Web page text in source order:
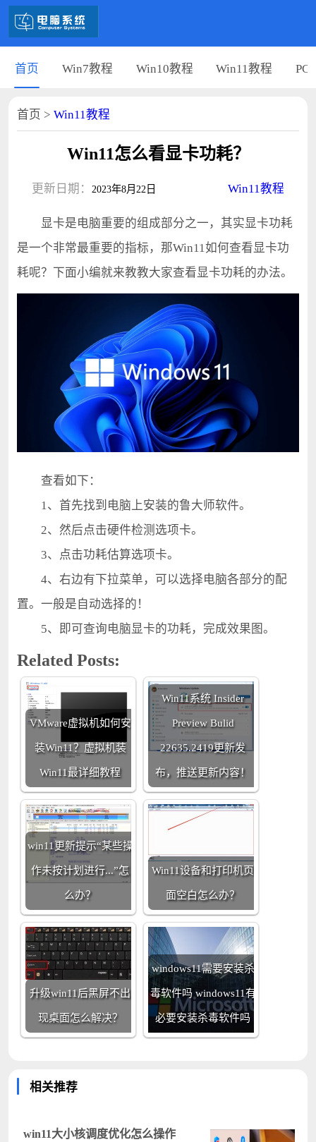
首页 Win7教程 Win10教程 Win11教程 PC
首页 > Win11教程
Win11怎么看显卡功耗？
更新日期： 2023年8月22日 Win11教程
显卡是电脑重要的组成部分之一，其实显卡功耗
是一个非常最重要的指标，那Win11如何查看显卡功
耗呢？下面小编就来教教大家查看显卡功耗的办法。
查看如下：
1、首先找到电脑上安装的鲁大师软件。
2、然后点击硬件检测选项卡。
3、点击功耗估算选项卡。
4、右边有下拉菜单，可以选择电脑各部分的配
置。一般是自动选择的！
5、即可查询电脑显卡的功耗，完成效果图。
Related Posts:
VMware虚拟机如何安
装Win11？虚拟机装
Win11最详细教程
Win11系统 Insider
Preview Bulid
22635.2419更新发
布，推送更新内容！
win11更新提示“某些操
作未按计划进行...”怎
么办？
Win11设备和打印机页
面空白怎么办？
升级win11后黑屏不出
现桌面怎么解决？
windows11需要安装杀
毒软件吗 windows11有
必要安装杀毒软件吗
相关推荐
win11大小核调度优化怎么操作